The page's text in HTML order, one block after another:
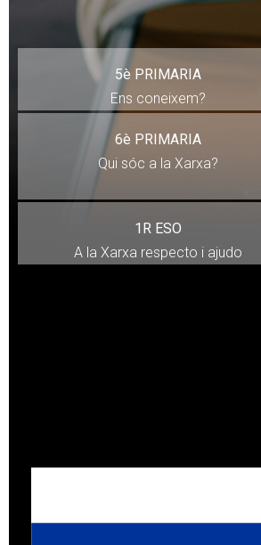
5è PRIMARIA
Ens coneixem?
6è PRIMARIA
Qui sóc a la Xarxa?
1R ESO
A la Xarxa respecto i ajudo